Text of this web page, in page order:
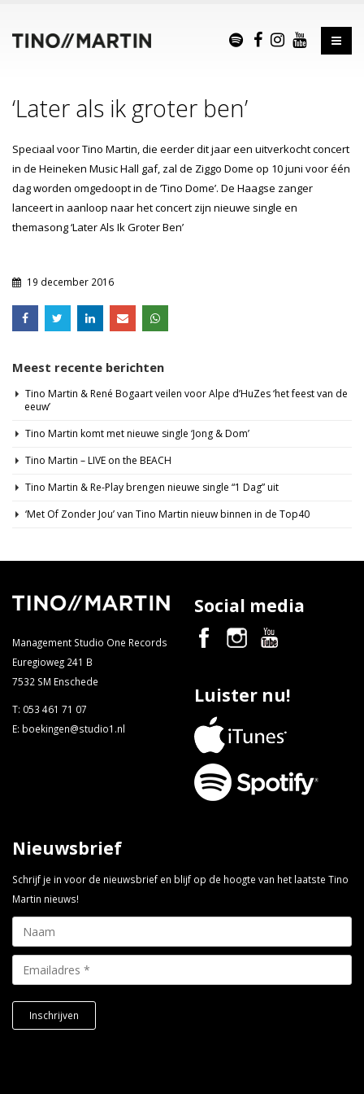
‘Later als ik groter ben’
Speciaal voor Tino Martin, die eerder dit jaar een uitverkocht concert
in de Heineken Music Hall gaf, zal de Ziggo Dome op 10 juni voor één
dag worden omgedoopt in de ’Tino Dome’. De Haagse zanger
lanceert in aanloop naar het concert zijn nieuwe single en
themasong‘Later Als Ik Groter Ben’
19 december 2016
Meest recente berichten
Tino Martin & René Bogaart veilen voor Alpe d’HuZes ‘het feest van de
eeuw’
Tino Martin komt met nieuwe single ‘Jong & Dom’
Tino Martin – LIVE on the BEACH
Tino Martin & Re-Play brengen nieuwe single “1 Dag” uit
‘Met Of Zonder Jou’ van Tino Martin nieuw binnen in de Top40
Management Studio One Records
Euregioweg 241 B
7532 SM Enschede
T: 053 461 71 07
E: boekingen@studio1.nl
Social media
Luister nu!
Nieuwsbrief
Schrijf je in voor de nieuwsbrief en blijf op de hoogte van het laatste Tino
Martin nieuws!